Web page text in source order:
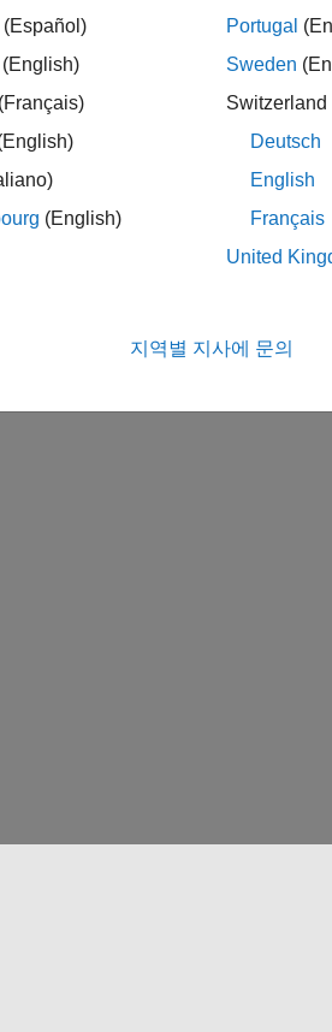
(Español)
(English)
(Français)
(English)
Portugal
Sweden
Switzerland
Deutsch
English
Français
United
지역별 지사에 문의